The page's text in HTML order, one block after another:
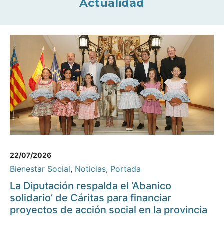
Actualidad
22/07/2026
Bienestar Social, Noticias, Portada
La Diputación respalda el ‘Abanico
solidario’ de Cáritas para financiar
proyectos de acción social en la provincia